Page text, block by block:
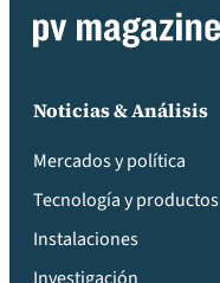
Noticias & Análisis
Mercados y política
Tecnología y productos
Instalaciones